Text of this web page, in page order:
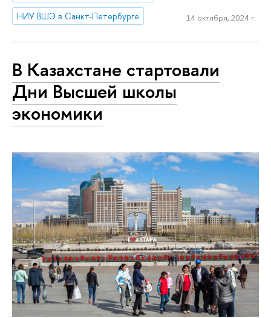
НИУ ВШЭ в Санкт-Петербурге
14 октября, 2024 г.
В Казахстане стартовали
Дни Высшей школы
экономики